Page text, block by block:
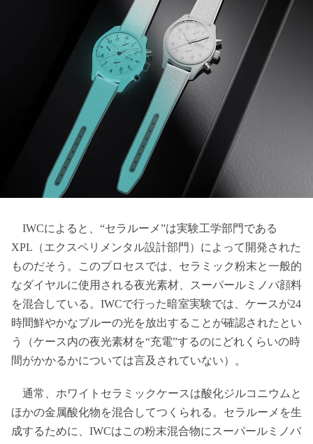
IWCによると、“セラルーメ”は実験工学部門である
XPL（エクスペリメンタル設計部門）によって開発された
ものだそう。このプロセスでは、セラミック粉末と一般的
なダイヤルに使用される夜光素材、スーパールミノバ顔料
を混合している。IWCで行った暗室実験では、ケースが24
時間鮮やかなブルーの光を放出することが確認されたとい
う（ケース内の夜光素材を“充電”するのにどれくらいの時
間がかかるかについては言及されていない）。
通常、ホワイトセラミックケースは酸化ジルコニウムと
ほかの金属酸化物を混合してつくられる。セラルーメを生
成するために、IWCはこの粉末混合物にスーパールミノバ